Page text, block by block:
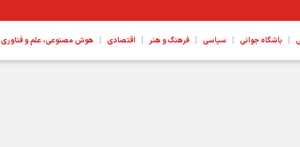
| باشگاه جوانی | سیاسی | فرهنگ و هنر | اقتصادی | هوش مصنوعی، علم و فناوری
نینوی